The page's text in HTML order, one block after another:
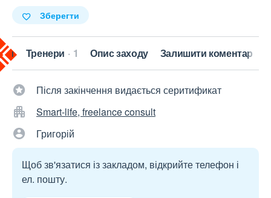
Зберегти
Тренери 1 Опис заходу Залишити коментар
Після закінчення видається серитификат
Smart-life, freelance consult
Григорій
Щоб зв'язатися із закладом, відкрийте телефон і
ел. пошту.